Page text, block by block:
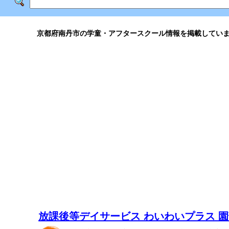
京都府南丹市の学童・アフタースクール情報を掲載していま
放課後等デイサービス わいわいプラス